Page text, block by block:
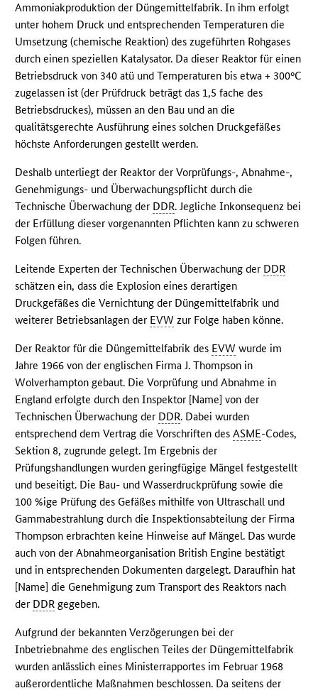
Ammoniakproduktion der Düngemittelfabrik. In ihm erfolgt
unter hohem Druck und entsprechenden Temperaturen die
Umsetzung (chemische Reaktion) des zugeführten Rohgases
durch einen speziellen Katalysator. Da dieser Reaktor für einen
Betriebsdruck von 340 atü und Temperaturen bis etwa + 300°C
zugelassen ist (der Prüfdruck beträgt das 1,5 fache des
Betriebsdruckes), müssen an den Bau und an die
qualitätsgerechte Ausführung eines solchen Druckgefäßes
höchste Anforderungen gestellt werden.
Deshalb unterliegt der Reaktor der Vorprüfungs-, Abnahme-,
Genehmigungs- und Überwachungspflicht durch die
Technische Überwachung der DDR. Jegliche Inkonsequenz bei
der Erfüllung dieser vorgenannten Pflichten kann zu schweren
Folgen führen.
Leitende Experten der Technischen Überwachung der DDR
schätzen ein, dass die Explosion eines derartigen
Druckgefäßes die Vernichtung der Düngemittelfabrik und
weiterer Betriebsanlagen der EVW zur Folge haben könne.
Der Reaktor für die Düngemittelfabrik des EVW wurde im
Jahre 1966 von der englischen Firma J. Thompson in
Wolverhampton gebaut. Die Vorprüfung und Abnahme in
England erfolgte durch den Inspektor [Name] von der
Technischen Überwachung der DDR. Dabei wurden
entsprechend dem Vertrag die Vorschriften desASME-Codes,
Sektion 8, zugrunde gelegt. Im Ergebnis der
Prüfungshandlungen wurden geringfügige Mängel festgestellt
und beseitigt. Die Bau- und Wasserdruckprüfung sowie die
100 %ige Prüfung des Gefäßes mithilfe von Ultraschall und
Gammabestrahlung durch die Inspektionsabteilung der Firma
Thompson erbrachten keine Hinweise auf Mängel. Das wurde
auch von der Abnahmeorganisation British Engine bestätigt
und in entsprechenden Dokumenten dargelegt. Daraufhin hat
[Name] die Genehmigung zum Transport des Reaktors nach
der DDR gegeben.
Aufgrund der bekannten Verzögerungen bei der
Inbetriebnahme des englischen Teiles der Düngemittelfabrik
wurden anlässlich eines Ministerrapportes im Februar 1968
außerordentliche Maßnahmen beschlossen. Da seitens der